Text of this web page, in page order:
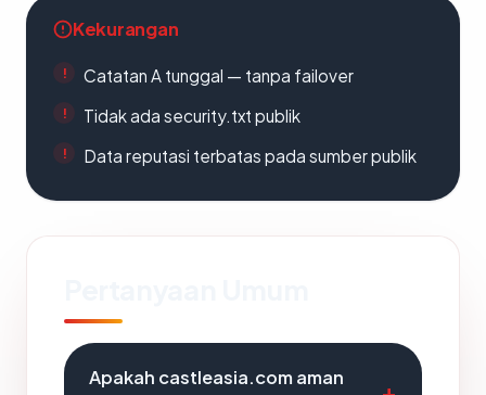
Kekurangan
Catatan A tunggal — tanpa failover
Tidak ada security.txt publik
Data reputasi terbatas pada sumber publik
Apakah castleasia.com aman